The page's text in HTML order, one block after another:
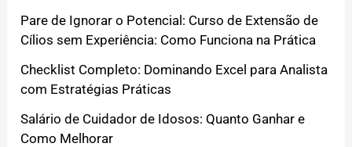
Pare de Ignorar o Potencial: Curso de Extensão de
Cílios sem Experiência: Como Funciona na Prática
Checklist Completo: Dominando Excel para Analista
com Estratégias Práticas
Salário de Cuidador de Idosos: Quanto Ganhar e
Como Melhorar